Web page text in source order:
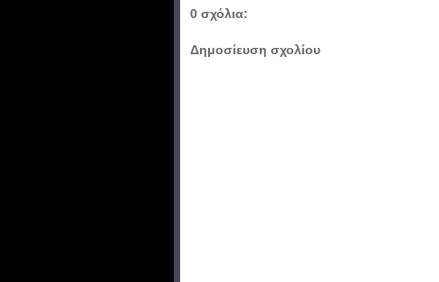
0 σχόλια:
Δημοσίευση σχολίου